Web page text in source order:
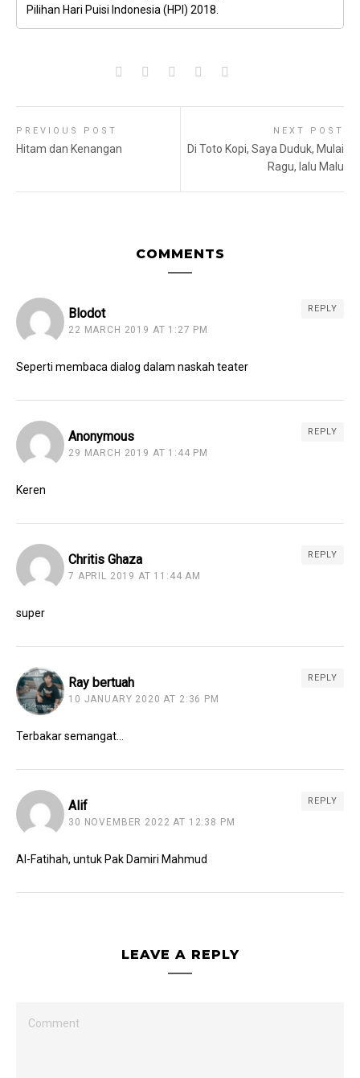
Pilihan Hari Puisi Indonesia (HPI) 2018.
PREVIOUS POST
Hitam dan Kenangan
NEXT POST
Di Toto Kopi, Saya Duduk, Mulai
Ragu, lalu Malu
COMMENTS
Blodot
22 MARCH 2019 AT 1:27 PM
REPLY
Seperti membaca dialog dalam naskah teater
Anonymous
29 MARCH 2019 AT 1:44 PM
REPLY
Keren
Chritis Ghaza
7 APRIL 2019 AT 11:44 AM
REPLY
super
Ray bertuah
10 JANUARY 2020 AT 2:36 PM
REPLY
Terbakar semangat…
Alif
30 NOVEMBER 2022 AT 12:38 PM
REPLY
Al-Fatihah, untuk Pak Damiri Mahmud
LEAVE A REPLY